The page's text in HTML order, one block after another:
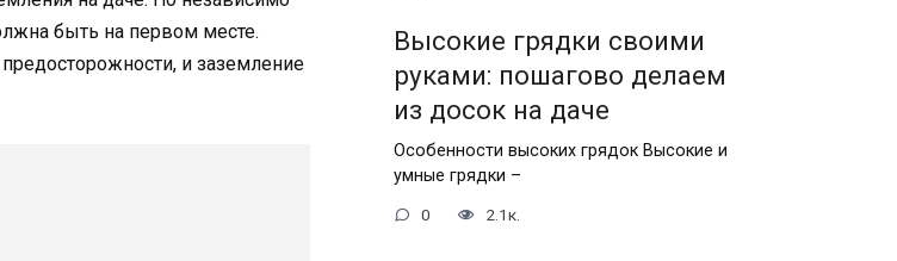
быть на первом месте.
и заземление
Высокие грядки своими
руками: пошагово делаем
из досок на даче
Особенности высоких грядок Высокие и
умные грядки –
0 2.1к.